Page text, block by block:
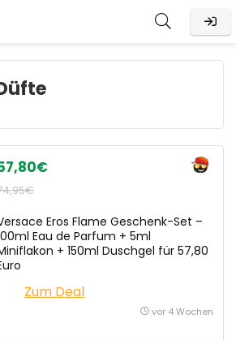
Eros Flame Geschenk-Set –
Eau de Parfum + 5ml
+ 150ml Duschgel für 57,80
Zum Deal
vor 4 Wochen